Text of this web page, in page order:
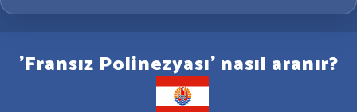
'Fransız Polinezyası' nasıl aranır?